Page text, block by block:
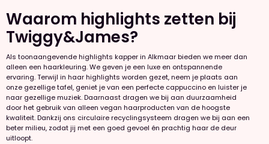
Waarom highlights zetten bij
Twiggy&James?
Als toonaangevende highlights kapper in Alkmaar bieden we meer dan
alleen een haarkleuring. We geven je een luxe en ontspannende
ervaring. Terwijl in haar highlights worden gezet, neem je plaats aan
onze gezellige tafel, geniet je van een perfecte cappuccino en luister je
naar gezellige muziek. Daarnaast dragen we bij aan duurzaamheid
door het gebruik van alleen vegan haarproducten van de hoogste
kwaliteit. Dankzij ons circulaire recyclingsysteem dragen we bij aan een
beter milieu, zodat jij met een goed gevoel én prachtig haar de deur
uitloopt.